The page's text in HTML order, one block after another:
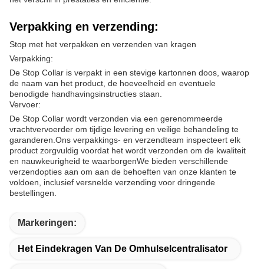
Verpakking en verzending:
Stop met het verpakken en verzenden van kragen
Verpakking:
De Stop Collar is verpakt in een stevige kartonnen doos, waarop
de naam van het product, de hoeveelheid en eventuele
benodigde handhavingsinstructies staan.
Vervoer:
De Stop Collar wordt verzonden via een gerenommeerde
vrachtvervoerder om tijdige levering en veilige behandeling te
garanderen.Ons verpakkings- en verzendteam inspecteert elk
product zorgvuldig voordat het wordt verzonden om de kwaliteit
en nauwkeurigheid te waarborgenWe bieden verschillende
verzendopties aan om aan de behoeften van onze klanten te
voldoen, inclusief versnelde verzending voor dringende
bestellingen.
Markeringen:
Het Eindekragen Van De Omhulselcentralisator